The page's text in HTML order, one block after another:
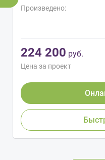
Произведено:
224 200 руб.
Цена за проект